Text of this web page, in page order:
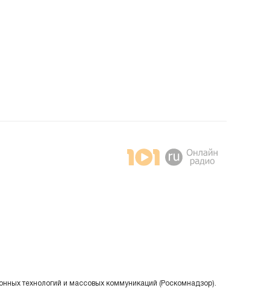
технологий и массовых коммуникаций (Роскомнадзор).